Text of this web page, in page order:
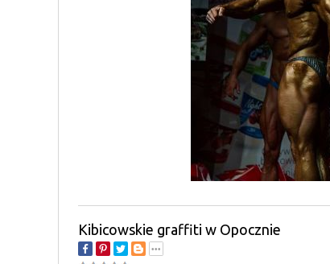
Kibicowskie graffiti w Opocznie